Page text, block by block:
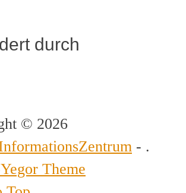
durch
© 2026
- .
Theme